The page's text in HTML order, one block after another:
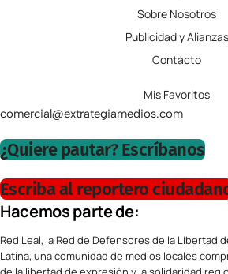
Sobre Nosotros
Publicidad y Alianzas
Contácto
Mis Favoritos
comercial@extrategiamedios.com
¿Quiere pautar? Escríbanos
Escriba al reportero
Hacemos parte de:
Red Leal, la Red de Defensores de la Libertad
Latina, una comunidad de medios locales